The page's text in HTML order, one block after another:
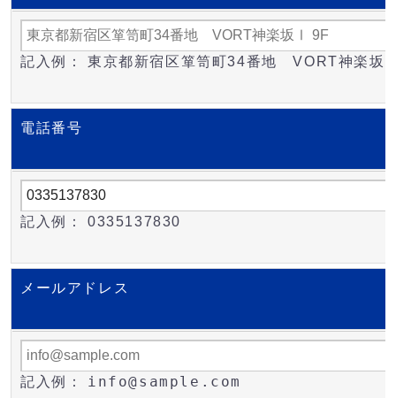
記入例： 東京都新宿区箪笥町34番地 VORT神楽坂
電話番号
記入例： 0335137830
メールアドレス
記入例： info@sample.com